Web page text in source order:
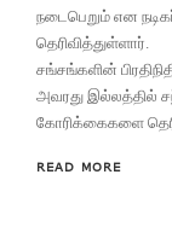
நடைபெறும் என
சங்சங்களின்
அவரது இல்லத்தில்
கோரிக்கைகளை
READ MORE